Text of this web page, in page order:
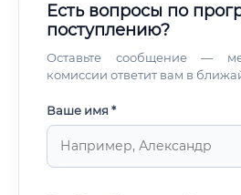
Есть вопросы по
поступлению?
Оставьте сообщение —
комиссии ответит вам в
Ваше имя *